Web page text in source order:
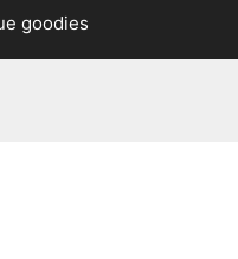
goodies